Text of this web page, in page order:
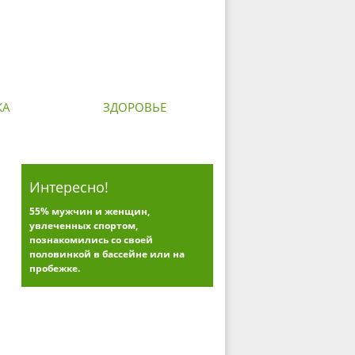
ЗДОРОВЬЕ
Интересно!
55% мужчин и женщин,
увлеченных спортом,
познакомились со своей
половинкой в бассейне или на
пробежке.